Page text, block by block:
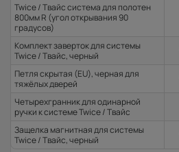
Twice / Твайс система для полотен
800мм R (угол открывания 90
градусов)
Комплект заверток для системы
Twice / Твайс, черный
Петля скрытая (EU), черная для
тяжёлых дверей
Четырехгранник для одинарной
ручки к системе Twice / Твайс
Защелка магнитная для системы
Twice / Твайс, черный